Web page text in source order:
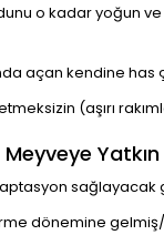
o kadar yoğun
açan kendine
(aşırı
Yatkın
dönemine